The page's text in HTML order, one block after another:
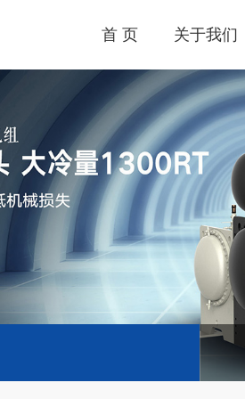
首 页 关于我们